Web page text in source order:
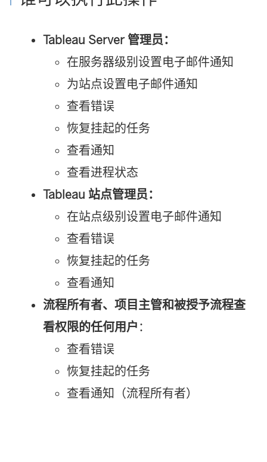
Tableau Server 管理员：
在服务器级别设置电子邮件通知
为站点设置电子邮件通知
查看错误
恢复挂起的任务
查看通知
查看进程状态
Tableau 站点管理员：
在站点级别设置电子邮件通知
查看错误
恢复挂起的任务
查看通知
流程所有者、项目主管和被授予流程查
看权限的任何用户 ：
查看错误
恢复挂起的任务
查看通知（流程所有者）